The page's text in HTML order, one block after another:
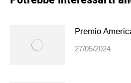
Premio
27/05/2024